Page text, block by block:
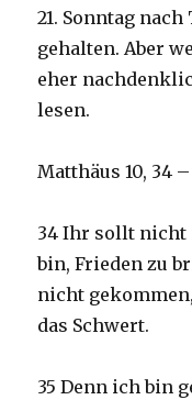
21. Sonntag
gehalten. Aber
eher
lesen.
Matthäus 10, 34
34 Ihr sollt nicht
bin, Frieden zu
nicht
das Schwert.
35 Denn ich bin